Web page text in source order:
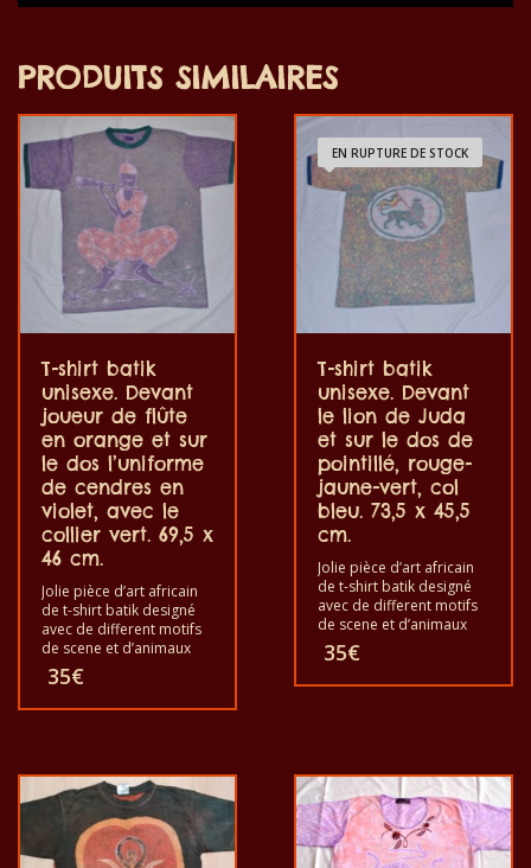
PRODUITS SIMILAIRES
T-shirt batik
unisexe. Devant
joueur de flûte
en orange et sur
le dos l’uniforme
de cendres en
violet, avec le
collier vert. 69,5 x
46 cm.
Jolie pièce d’art africain
de t-shirt batik designé
avec de different motifs
de scene et d’animaux
africains. Chacun de ces
t-shirts est unique. Les t-
shirts vont pour les
Le t-shirt peut être laver
dans une machine à laver
à 40°C. Il ne fait pas
sortir de couleur. Les t-
shirts sont 100% coton.
35€
EN RUPTURE DE STOCK
T-shirt batik
unisexe. Devant
le lion de Juda
et sur le dos de
pointillé, rouge-
jaune-vert, col
bleu. 73,5 x 45,5
cm.
Jolie pièce d’art africain
de t-shirt batik designé
avec de different motifs
de scene et d’animaux
africains. Chacun de ces
t-shirts est unique. Les t-
shirts vont pour les
dans une machine à laver
à 40°C. Il ne fait pas
sortir de couleur. Les t-
shirts sont 100% coton.
35€